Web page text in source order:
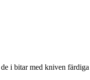
i bitar med kniven